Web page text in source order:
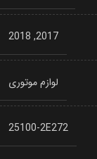
2017
,
2018
لوازم موتوری
25100-2E272